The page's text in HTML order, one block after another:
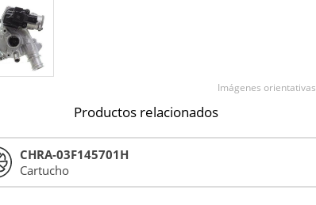
Imágenes orientativas
Productos relacionados
CHRA-03F145701H
Cartucho